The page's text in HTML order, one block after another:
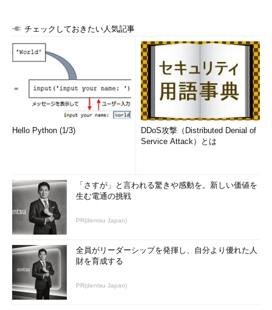
チェックしておきたい人気記事
Hello Python (1/3)
DDoS攻撃（Distributed Denial of
Service Attack）とは
「さすが」と言われる驚きや感動を。新しい価値を
生む電通の挑戦
PR(dentsu Japan)
全員がリーダーシップを発揮し、自分より優れた人
財を育成する
PR(dentsu Japan)